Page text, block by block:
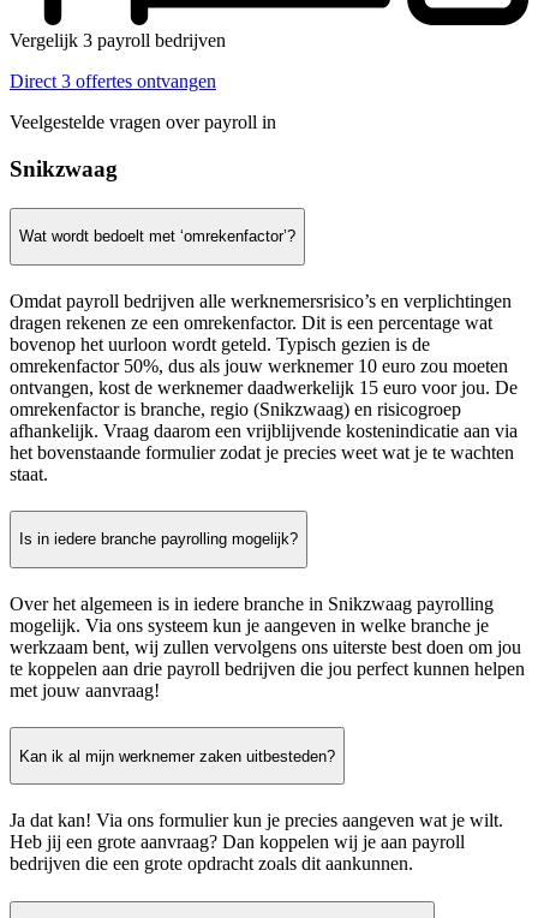
Vergelijk 3 payroll bedrijven
Direct 3 offertes ontvangen
Veelgestelde vragen over payroll in
Snikzwaag
Wat wordt bedoelt met ‘omrekenfactor’?
Omdat payroll bedrijven alle werknemersrisico’s en verplichtingen
dragen rekenen ze een omrekenfactor. Dit is een percentage wat
bovenop het uurloon wordt geteld. Typisch gezien is de
omrekenfactor 50%, dus als jouw werknemer 10 euro zou moeten
ontvangen, kost de werknemer daadwerkelijk 15 euro voor jou. De
omrekenfactor is branche, regio (Snikzwaag) en risicogroep
afhankelijk. Vraag daarom een vrijblijvende kostenindicatie aan via
het bovenstaande formulier zodat je precies weet wat je te wachten
staat.
Is in iedere branche payrolling mogelijk?
Over het algemeen is in iedere branche in Snikzwaag payrolling
mogelijk. Via ons systeem kun je aangeven in welke branche je
werkzaam bent, wij zullen vervolgens ons uiterste best doen om jou
te koppelen aan drie payroll bedrijven die jou perfect kunnen helpen
met jouw aanvraag!
Kan ik al mijn werknemer zaken uitbesteden?
Ja dat kan! Via ons formulier kun je precies aangeven wat je wilt.
Heb jij een grote aanvraag? Dan koppelen wij je aan payroll
bedrijven die een grote opdracht zoals dit aankunnen.